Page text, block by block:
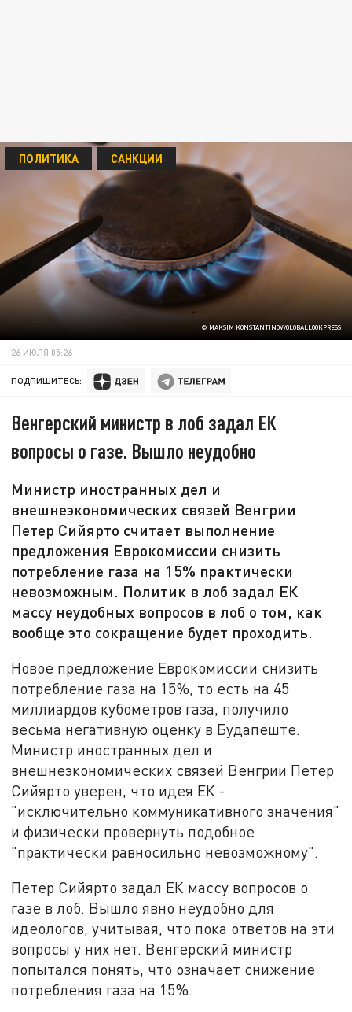
© MAKSIM KONSTANTINOV/GLOBALLOOKPRESS
ПОЛИТИКА САНКЦИИ
26 ИЮЛЯ 05:26
ПОДПИШИТЕСЬ:
Венгерский министр в лоб задал ЕК
вопросы о газе. Вышло неудобно
Министр иностранных дел и
внешнеэкономических связей Венгрии
Петер Сийярто считает выполнение
предложения Еврокомиссии снизить
потребление газа на 15% практически
невозможным. Политик в лоб задал ЕК
массу неудобных вопросов в лоб о том, как
вообще это сокращение будет проходить.
Новое предложение Еврокомиссии снизить
потребление газа на 15%, то есть на 45
миллиардов кубометров газа, получило
весьма негативную оценку в Будапеште.
Министр иностранных дел и
внешнеэкономических связей Венгрии Петер
Сийярто уверен, что идея ЕК -
"исключительно коммуникативного значения"
и физически провернуть подобное
"практически равносильно невозможному".
Петер Сийярто задал ЕК массу вопросов о
газе в лоб. Вышло явно неудобно для
идеологов, учитывая, что пока ответов на эти
вопросы у них нет. Венгерский министр
попытался понять, что означает снижение
потребления газа на 15%.